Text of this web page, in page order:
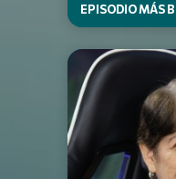
EPISODIO MÁS